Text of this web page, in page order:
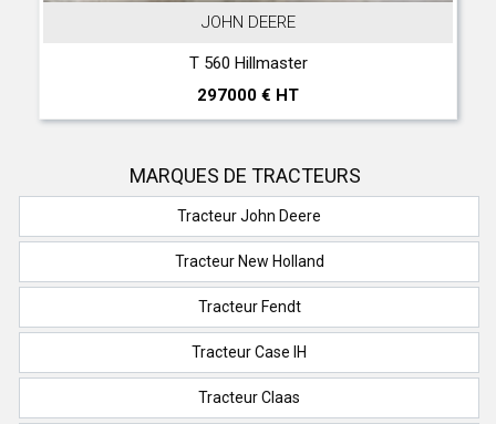
JOHN DEERE
T 560 Hillmaster
297000 € HT
MARQUES DE TRACTEURS
Tracteur John Deere
Tracteur New Holland
Tracteur Fendt
Tracteur Case IH
Tracteur Claas